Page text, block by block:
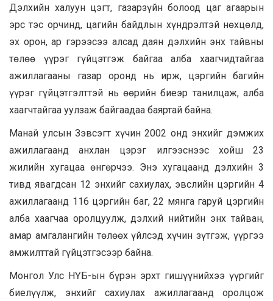
Дэлхийн халуун цэгт, газарзүйн болоод цаг агаарын
эрс тэс орчинд, цагийн байдлын хүндрэлтэй нөхцөлд,
эх орон, ар гэрээсээ алсад даян дэлхийн энх тайвны
төлөө үүрэг гүйцэтгэж байгаа алба хаагчидтайгаа
ажиллагааны газар оронд нь ирж, цэргийн багийн
үүрэг гүйцэтгэлттэй нь өөрийн биеэр танилцаж, алба
хаагчтайгаа уулзаж байгаадаа баяртай байна.
Манай улсын Зэвсэгт хүчин 2002 онд энхийг дэмжих
ажиллагаанд анхлан цэрэг илгээснээс хойш 23
жилийн хугацаа өнгөрчээ. Энэ хугацаанд дэлхийн 3
тивд явагдсан 12 энхийг сахиулах, эвслийн цэргийн 4
ажиллагаанд 116 цэргийн баг, 22 мянга гаруй цэргийн
алба хаагчаа оролцуулж, дэлхий нийтийн энх тайван,
амар амгалангийн төлөөх үйлсэд хүчин зүтгэж, үүргээ
амжилттай гүйцэтгэсээр байна.
Монгол Улс НҮБ-ын бүрэн эрхт гишүүнийхээ үүргийг
биелүүлж, энхийг сахиулах ажиллагаанд оролцож